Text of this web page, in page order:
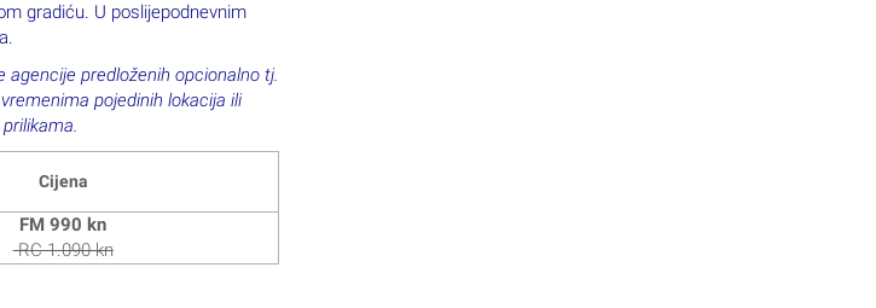
gradiću. U poslijepodnevnim
agencije predloženih opcionalno tj.
pojedinih lokacija ili
Cijena
FM 990 kn
RC 1.090 kn